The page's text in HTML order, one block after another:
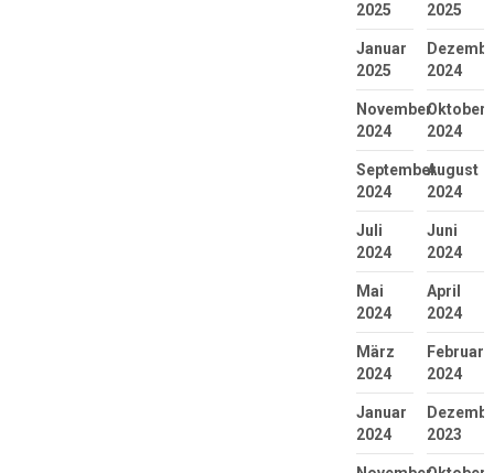
2025
2025
Januar
2025
2024
November
2024
Oktober
2024
September
2024
August
2024
Juli
2024
Juni
2024
Mai
2024
April
2024
März
2024
Februar
2024
Januar
2024
2023